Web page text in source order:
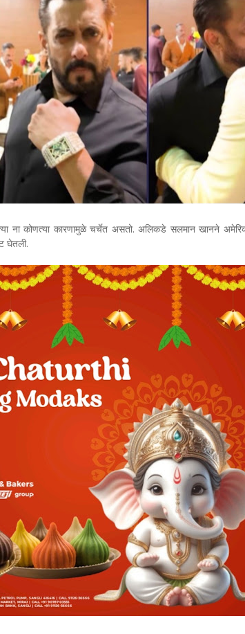
ना कोणत्या कारणामुळे चर्चेत असतो. अलिकडे सलमान खानने
घेतली.